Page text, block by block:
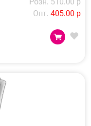
Опт. 405.00 р